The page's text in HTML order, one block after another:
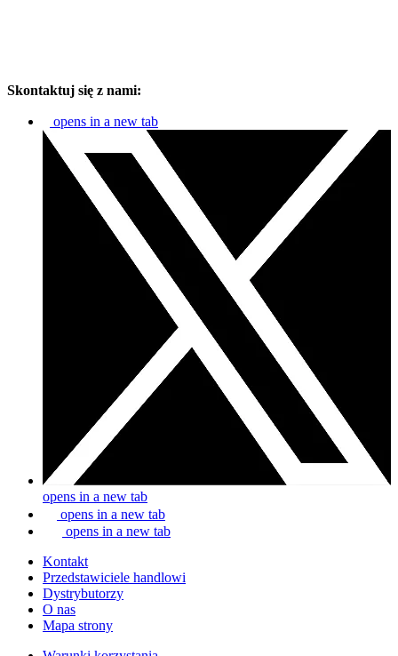
Skontaktuj się z nami:
opens in a new tab
opens in a new tab
opens in a new tab
opens in a new tab
Kontakt
Przedstawiciele handlowi
Dystrybutorzy
O nas
Mapa strony